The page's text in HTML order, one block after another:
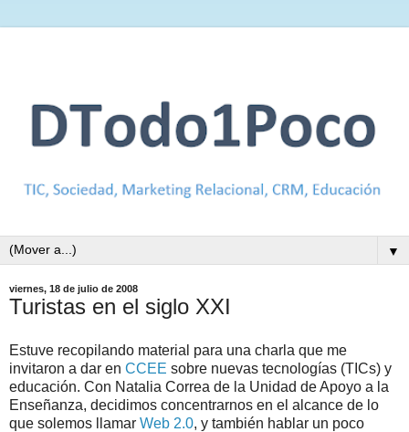
▼
viernes, 18 de julio de 2008
Turistas en el siglo XXI
Estuve recopilando material para una charla que me
invitaron a dar en CCEE sobre nuevas tecnologías (TICs) y
educación. Con Natalia Correa de la Unidad de Apoyo a la
Enseñanza, decidimos concentrarnos en el alcance de lo
que solemos llamar Web 2.0, y también hablar un poco